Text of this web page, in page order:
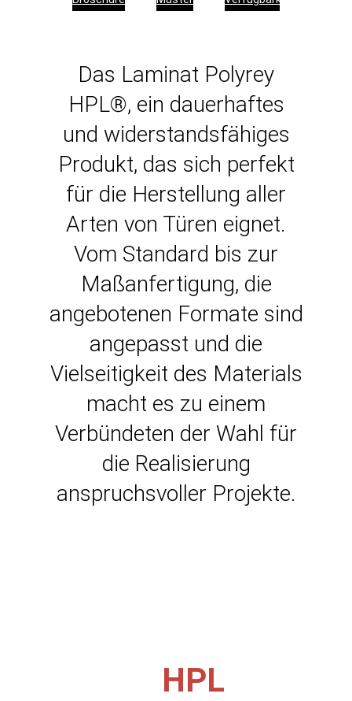
Das Laminat Polyrey
HPL®, ein dauerhaftes
und widerstandsfähiges
Produkt, das sich perfekt
für die Herstellung aller
Arten von Türen eignet.
Vom Standard bis zur
Maßanfertigung, die
angebotenen Formate sind
angepasst und die
Vielseitigkeit des Materials
macht es zu einem
Verbündeten der Wahl für
die Realisierung
anspruchsvoller Projekte.
HPL